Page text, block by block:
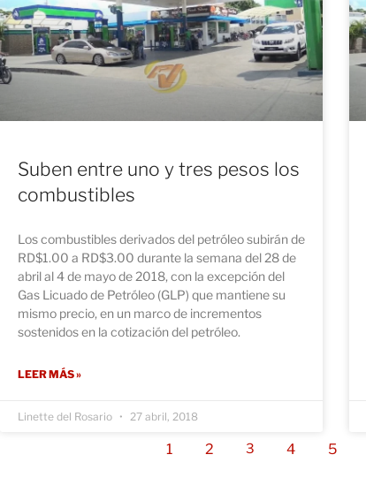
Suben entre uno y tres pesos los
combustibles
Los combustibles derivados del petróleo subirán de
RD$1.00 a RD$3.00 durante la semana del 28 de
abril al 4 de mayo de 2018, con la excepción del
Gas Licuado de Petróleo (GLP) que mantiene su
mismo precio, en un marco de incrementos
sostenidos en la cotización del petróleo.
LEER MÁS »
Linette del Rosario 27 abril, 2018
1 2 3 4 5